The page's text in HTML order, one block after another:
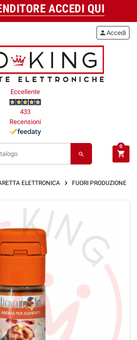
ACCEDI QUI
Eccellente
433
Recensioni
search
personAccedi
shopping_cart
0
ELETTRONICA chevron_right FUORI PRODUZIONE